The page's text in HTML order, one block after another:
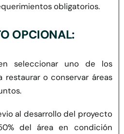
obligatorios.
OPCIONAL:
seleccionar uno de los
restaurar o conservar áreas
al desarrollo del proyecto
del área en condición